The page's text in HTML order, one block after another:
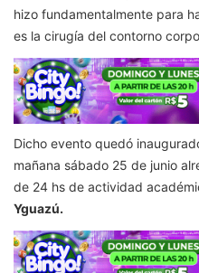
hizo fundamentalmente para
es la cirugía del contorno
Dicho evento quedó
mañana sábado 25 de junio
de 24 hs de actividad
Yguazú.